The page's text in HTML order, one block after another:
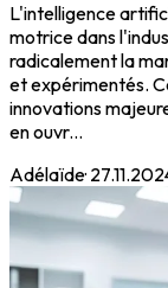
L'intelligence
motrice dans
radicalement la
et expérimentés.
innovations
en ouvr...
Adélaïde·